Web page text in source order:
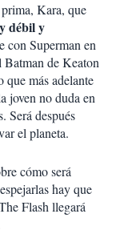
Kara, que
débil y
con Superman en
Batman de Keaton
que más adelante
joven no duda en
Será después
el planeta.
cómo será
hay que
Flash llegará